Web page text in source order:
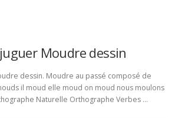
Moudre dessin
dessin. Moudre au passé composé de
il moud elle moud on moud nous moulons
Naturelle Orthographe Verbes …